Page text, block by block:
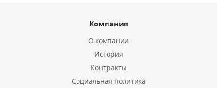
Компания
О компании
История
Контракты
Социальная политика